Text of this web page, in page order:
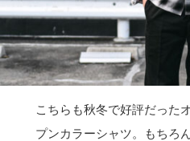
こちらも秋冬で好評だった
プンカラーシャツ。もちろ